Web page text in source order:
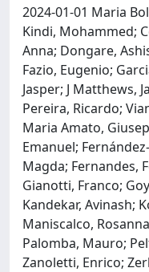
2024-01-01 Maria
Kindi, Mohammed;
Anna; Dongare,
Fazio, Eugenio;
Jasper; J Matthews,
Pereira, Ricardo;
Maria Amato,
Emanuel;
Magda; Fernandes,
Gianotti, Franco;
Kandekar, Avinash;
Maniscalco,
Palomba, Mauro;
Zanoletti, Enrico;